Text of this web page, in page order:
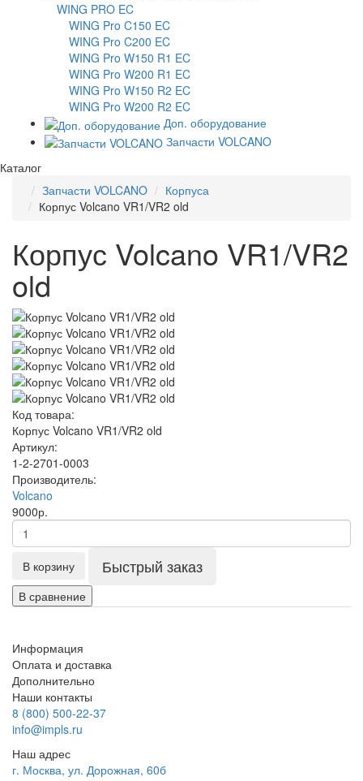
WING PRO EC
WING Pro C150 EC
WING Pro C200 EC
WING Pro W150 R1 EC
WING Pro W200 R1 EC
WING Pro W150 R2 EC
WING Pro W200 R2 EC
Доп. оборудование
Запчасти VOLCANO
Каталог
Запчасти VOLCANO
Корпуса
Корпус Volcano VR1/VR2 old
Корпус Volcano VR1/VR2
old
Код товара:
Корпус Volcano VR1/VR2 old
Артикул:
1-2-2701-0003
Производитель:
Volcano
9000р.
В корзину Быстрый заказ
В сравнение
Информация
Оплата и доставка
Дополнительно
Наши контакты
8 (800) 500-22-37
info@impls.ru
Наш адрес
г. Москва, ул. Дорожная, 60б